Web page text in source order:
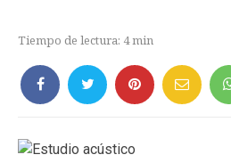
Tiempo de lectura: 4min